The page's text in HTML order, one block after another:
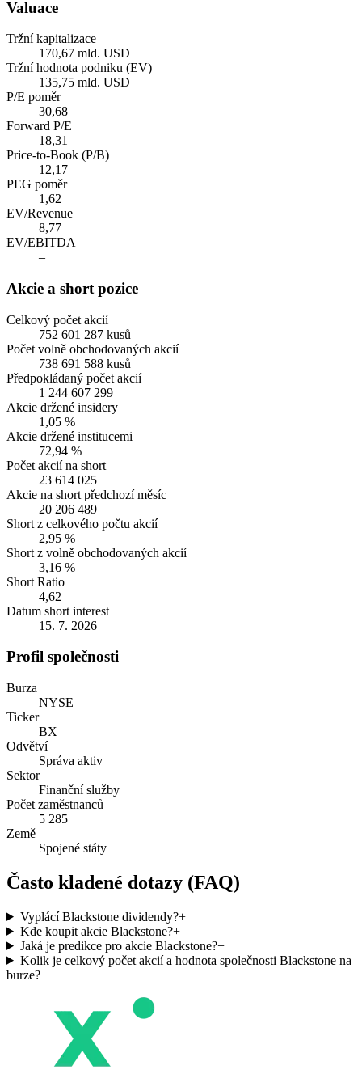
Valuace
Tržní kapitalizace
170,67 mld. USD
Tržní hodnota podniku (EV)
135,75 mld. USD
P/E poměr
30,68
Forward P/E
18,31
Price-to-Book (P/B)
12,17
PEG poměr
1,62
EV/Revenue
8,77
EV/EBITDA
–
Akcie a short pozice
Celkový počet akcií
752 601 287 kusů
Počet volně obchodovaných akcií
738 691 588 kusů
Předpokládaný počet akcií
1 244 607 299
Akcie držené insidery
1,05 %
Akcie držené institucemi
72,94 %
Počet akcií na short
23 614 025
Akcie na short předchozí měsíc
20 206 489
Short z celkového počtu akcií
2,95 %
Short z volně obchodovaných akcií
3,16 %
Short Ratio
4,62
Datum short interest
15. 7. 2026
Profil společnosti
Burza
NYSE
Ticker
BX
Odvětví
Správa aktiv
Sektor
Finanční služby
Počet zaměstnanců
5 285
Země
Spojené státy
Často kladené dotazy (FAQ)
Vyplácí Blackstone dividendy?+
Kde koupit akcie Blackstone?+
Jaká je predikce pro akcie Blackstone?+
Kolik je celkový počet akcií a hodnota společnosti Blackstone na
burze?+